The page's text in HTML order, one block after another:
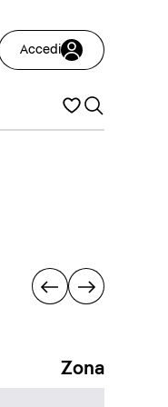
Accedi
Zona doccia